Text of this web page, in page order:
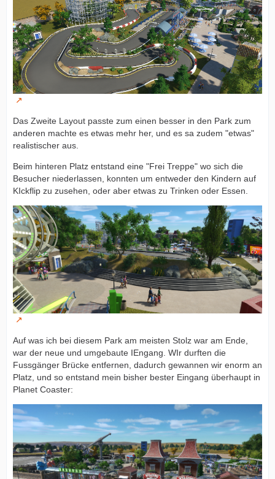
Das Zweite Layout passte zum einen besser in den Park zum
anderen machte es etwas mehr her, und es sa zudem "etwas"
realistischer aus.
Beim hinteren Platz entstand eine "Frei Treppe" wo sich die
Besucher niederlassen, konnten um entweder den Kindern auf
KIckflip zu zusehen, oder aber etwas zu Trinken oder Essen.
Auf was ich bei diesem Park am meisten Stolz war am Ende,
war der neue und umgebaute IEngang. WIr durften die
Fussgänger Brücke entfernen, dadurch gewannen wir enorm an
Platz, und so entstand mein bisher bester Eingang überhaupt in
Planet Coaster: